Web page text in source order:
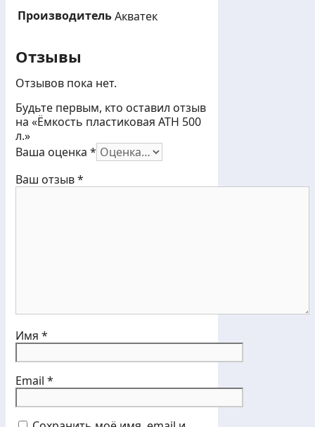
ПроизводительАкватек
Отзывы
Отзывов пока нет.
Будьте первым, кто оставил отзыв
на «Ёмкость пластиковая АТH 500
л.»
Ваша оценка *
Ваш отзыв*
Имя *
Email *